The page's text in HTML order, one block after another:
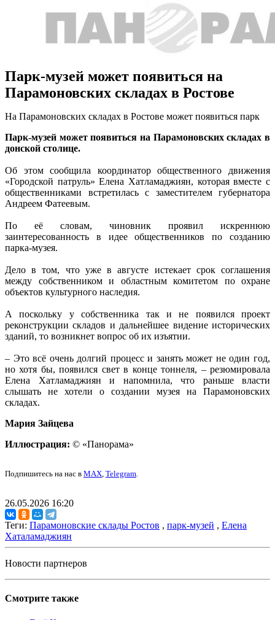
Парк-музей может появиться на
Парамоновских складах в Ростове
На Парамоновских складах в Ростове может появиться парк
Парк-музей может появиться на Парамоновских складах в
донской столице.
Об этом сообщила координатор общественного движения
«Городской патруль» Елена Хатламаджиян, которая вместе с
общественниками встретилась с заместителем губернатора
Андреем Фатеевым.
По её словам, чиновник проявил искреннюю
заинтересованность в идее общественников по созданию
парка-музея.
Дело в том, что уже в августе истекает срок соглашения
между собственником и областным комитетом по охране
объектов культурного наследия.
А поскольку у собственника так и не появился проект
реконструкции складов и дальнейшее видение исторических
зданий, то возникнет вопрос об их изъятии.
– Это всё очень долгий процесс и занять может не один год,
но хотя бы, появился свет в конце тоннеля, – резюмировала
Елена Хатламаджиян и напомнила, что раньше власти
слышать не хотели о создании музея на Парамоновских
складах.
Мария Зайцева
Иллюстрация: © «Панорама»
Подпишитесь на нас в MAX, Telegram.
26.05.2026 16:20
Теги: Парамоновские склады Ростов , парк-музей , Елена
Хаталамаджиян
Новости партнеров
Смотрите также